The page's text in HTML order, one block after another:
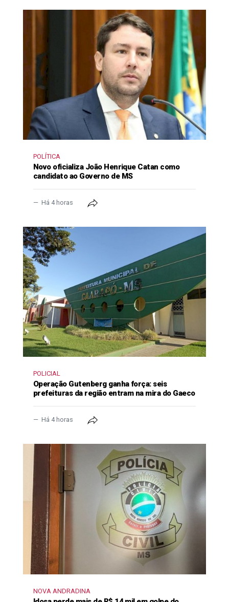
POLÍTICA
Novo oficializa João Henrique Catan como
candidato ao Governo de MS
Há 4 horas
POLICIAL
Operação Gutenberg ganha força: seis
prefeituras da região entram na mira do Gaeco
Há 4 horas
NOVA ANDRADINA